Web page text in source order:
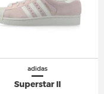
adidas
Superstar II